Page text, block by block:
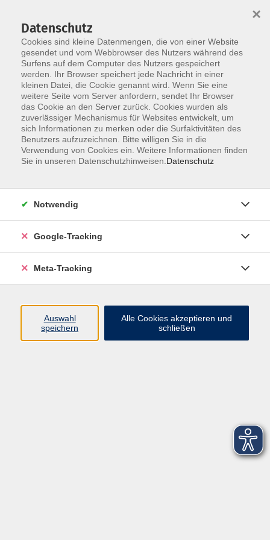
Skip to main content
Der Kurs konnte nicht gefunden werden.
Über uns
Datenschutz
Cookies sind kleine Datenmengen, die von einer Website
gesendet und vom Webbrowser des Nutzers während des
Surfens auf dem Computer des Nutzers gespeichert
werden. Ihr Browser speichert jede Nachricht in einer
kleinen Datei, die Cookie genannt wird. Wenn Sie eine
weitere Seite vom Server anfordern, sendet Ihr Browser
das Cookie an den Server zurück. Cookies wurden als
zuverlässiger Mechanismus für Websites entwickelt, um
sich Informationen zu merken oder die Surfaktivitäten des
Benutzers aufzuzeichnen. Bitte willigen Sie in die
Verwendung von Cookies ein. Weitere Informationen finden
Sie in unseren Datenschutzhinweisen. Datenschutz
×
Notwendig
Google-Tracking
Meta-Tracking
Auswahl
speichern
Alle Cookies akzeptieren und
schließen